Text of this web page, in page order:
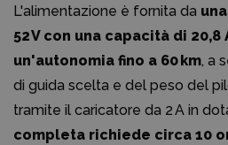
L'alimentazione è fornita da
52 V con una capacità di 20,8
un'autonomia fino a 60 km, a
di guida scelta e del peso del
tramite il caricatore da 2 A in
completa richiede circa 10